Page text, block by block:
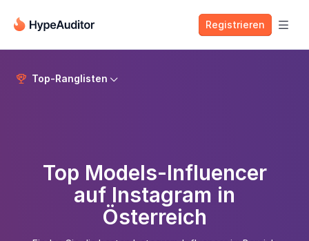
Registrieren 
 Top-Ranglisten 
Top Models-Influencer
auf Instagram in
Österreich